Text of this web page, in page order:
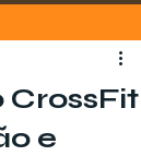
CrossFit
e